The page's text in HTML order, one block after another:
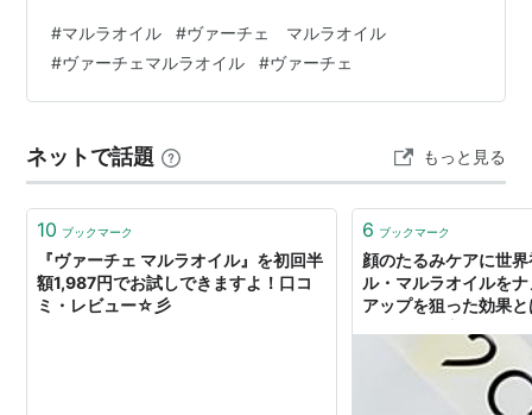
エイジングケアに欠かせない栄養素がたっぷり含まれて
おり、アルガンオイルの約3倍、オリーブオイルの約10倍
とも言われる抗酸化力で、肌をしっかり守ります。 この
試したい方や、正しい使い方を知りたい方に向けて、そ
の魅力を詳しくご紹介します。 …
#マルラオイル #ヴァーチェ マルラオイル
#ヴァーチェマルラオイル #ヴァーチェ
ネットで話題 もっと見る
10 ブックマーク
『ヴァーチェ マルラオイル』を初回半
額1,987円でお試しできますよ！口コ
ミ・レビュー☆彡
6 ブックマーク
顔のたるみケアに世
ル・マルラオイルを
アップを狙った効果
タ、セラミド、炭酸